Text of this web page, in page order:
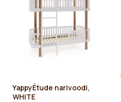
YappyÉtude narivoodi,
WHITE